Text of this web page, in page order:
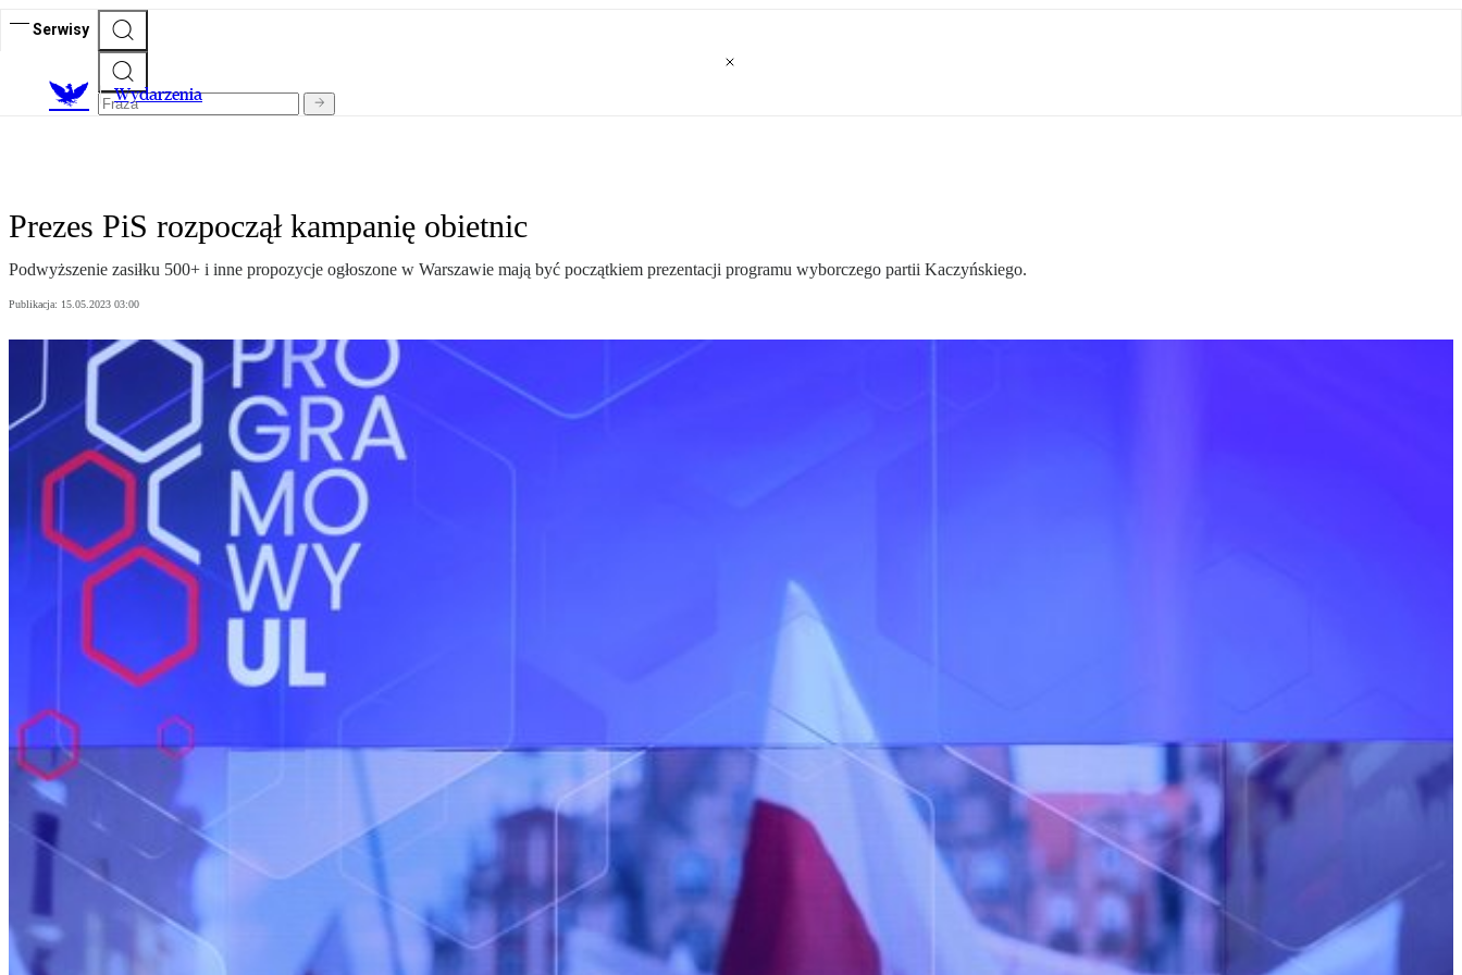
Serwisy
Wydarzenia
Prezes PiS rozpoczął kampanię obietnic
Podwyższenie zasiłku 500+ i inne propozycje ogłoszone w Warszawie mają być początkiem prezentacji programu wyborczego partii Kaczyńskiego.
Publikacja: 15.05.2023 03:00